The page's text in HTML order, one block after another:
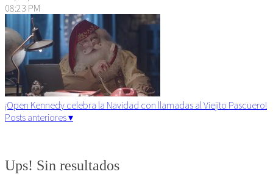
08:23 PM
¡Open Kennedy celebra la Navidad con llamadas al Viejito Pascuero!
Posts anteriores ▾
Ups! Sin resultados